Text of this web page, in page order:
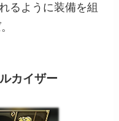
るように装備を組
カイザー